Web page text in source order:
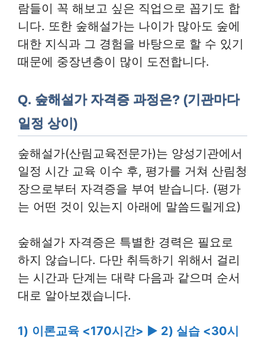
람들이 꼭 해보고 싶은 직업으로 꼽기도 합
니다. 또한 숲해설가는 나이가 많아도 숲에
대한 지식과 그 경험을 바탕으로 할 수 있기
때문에 중장년층이 많이 도전합니다.
Q. 숲해설가 자격증 과정은? (기관마다
일정 상이)
숲해설가(산림교육전문가)는 양성기관에서
일정 시간 교육 이수 후, 평가를 거쳐 산림청
장으로부터 자격증을 부여 받습니다. (평가
는 어떤 것이 있는지 아래에 말씀드릴게요)
숲해설가 자격증은 특별한 경력은 필요로
하지 않습니다. 다만 취득하기 위해서 걸리
는 시간과 단계는 대략 다음과 같으며 순서
대로 알아보겠습니다.
1) 이론교육 <170시간> ▶ 2) 실습 <30시